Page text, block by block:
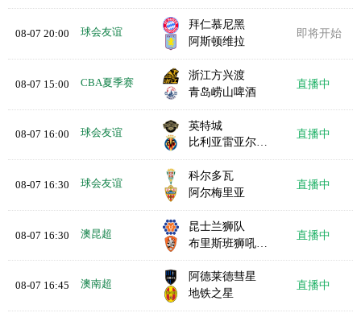
08-07 20:00 球会友谊
拜仁慕尼黑
阿斯顿维拉
即将开始
08-07 15:00 CBA夏季赛
浙江方兴渡
青岛崂山啤酒
直播中
08-07 16:00 球会友谊
英特城
比利亚雷亚尔B队
直播中
08-07 16:30 球会友谊
科尔多瓦
阿尔梅里亚
直播中
08-07 16:30 澳昆超
昆士兰狮队
布里斯班狮吼青年队
直播中
08-07 16:45 澳南超
阿德莱德彗星
地铁之星
直播中